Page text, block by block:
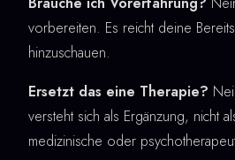
vorbereiten. Es reicht deine
hinzuschauen.
Ersetzt das eine Therapie?
versteht sich als Ergänzung, nicht
medizinische oder